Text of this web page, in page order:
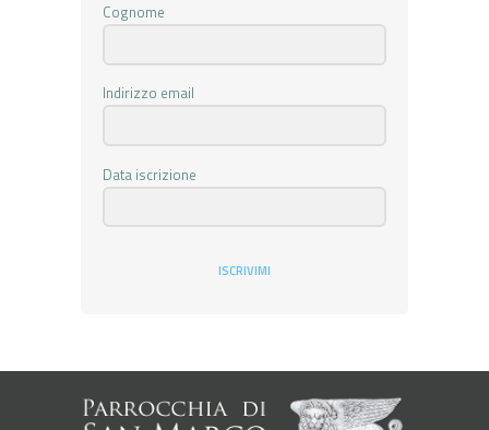
Cognome
Indirizzo email
Data iscrizione
ISCRIVIMI